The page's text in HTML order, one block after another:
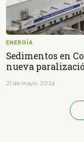
ENERGÍA
Sedimentos en
nueva
21 de mayo, 2026